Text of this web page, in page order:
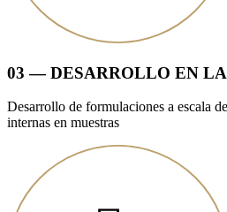
03 — DESARROLLO EN
Desarrollo de formulaciones a escala
internas en muestras